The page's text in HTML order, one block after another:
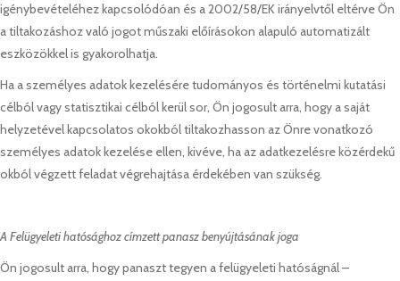
igénybevételéhez kapcsolódóan és a 2002/58/EK irányelvtől eltérve Ön
a tiltakozáshoz való jogot műszaki előírásokon alapuló automatizált
eszközökkel is gyakorolhatja.
Ha a személyes adatok kezelésére tudományos és történelmi kutatási
célból vagy statisztikai célból kerül sor, Ön jogosult arra, hogy a saját
helyzetével kapcsolatos okokból tiltakozhasson az Önre vonatkozó
személyes adatok kezelése ellen, kivéve, ha az adatkezelésre közérdekű
okból végzett feladat végrehajtása érdekében van szükség.
A Felügyeleti hatósághoz címzett panasz benyújtásának joga
Ön jogosult arra, hogy panaszt tegyen a felügyeleti hatóságnál –